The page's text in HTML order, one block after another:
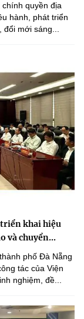
quyền địa
hành, phát triển
mới sáng...
khai hiệu
và chuyển...
phố Đà Nẵng
tác của Viện
nghiệm, đề...